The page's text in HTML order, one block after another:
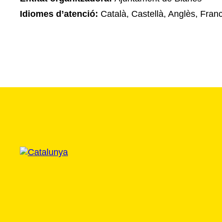
Idiomes d’atenció: Català, Castellà, Anglès,